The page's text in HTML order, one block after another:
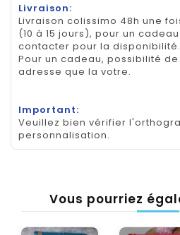
Livraison:
Livraison colissimo 48h une
(10 à 15 jours), pour un
contacter pour la disponibilité.
Pour un cadeau, possibilité
adresse que la votre.
Important:
Veuillez bien vérifier
personnalisation.
Vous pourriez